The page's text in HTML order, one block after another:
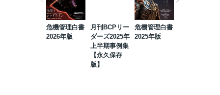
危機管理白書
2026年版
月刊BCPリー
ダーズ2025年
上半期事例集
【永久保存
版】
危機管理白書
2025年版